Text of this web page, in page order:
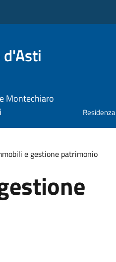
Montechiaro
Residenza
e gestione patrimonio